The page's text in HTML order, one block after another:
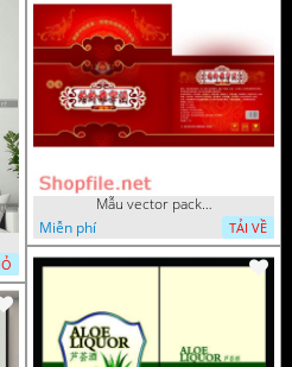
ho
Mẫu vector package sang
Miễn phí
TẢI VỀ